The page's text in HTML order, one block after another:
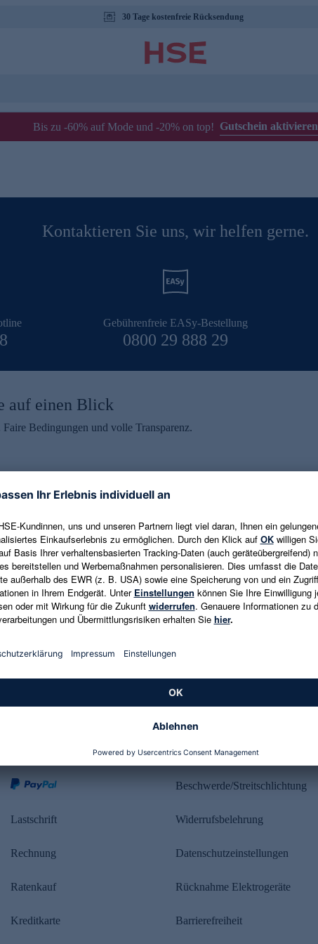
30 Tage kostenfreie Rücksendung
Bis zu -60% auf Mode und -20% on top! Gutschein aktivieren
Kontaktieren Sie uns, wir helfen gerne.
Gebührenfreie EASy-Bestellung
0800 29 888 29
auf einen Blick
Bedingungen und volle Transparenz.
erhalten
und aktuelle Trends,
Als Dankeschön
Eine Abmeldung ist jederzeit in
E-Mail-Adresse eingeben
Es gelten die Datenschutzrichtlinien
Lastschrift
Rechnung
Ratenkauf
Kreditkarte
Rechtliches
Beschwerde/Streitschlichtung
Widerrufsbelehrung
Datenschutzeinstellungen
Rücknahme Elektrogeräte
Barrierefreiheit